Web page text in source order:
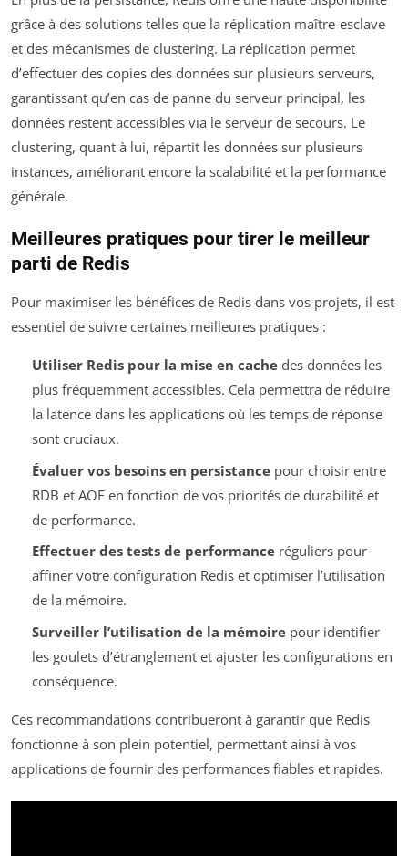
grâce à des solutions telles que la réplication maître-esclave
et des mécanismes de clustering. La réplication permet
d’effectuer des copies des données sur plusieurs serveurs,
garantissant qu’en cas de panne du serveur principal, les
données restent accessibles via le serveur de secours. Le
clustering, quant à lui, répartit les données sur plusieurs
instances, améliorant encore la scalabilité et la performance
générale.
Meilleures pratiques pour tirer le meilleur
parti de Redis
Pour maximiser les bénéfices de Redis dans vos projets, il est
essentiel de suivre certaines meilleures pratiques :
Utiliser Redis pour la mise en cachedes données les
plus fréquemment accessibles. Cela permettra de réduire
la latence dans les applications où les temps de réponse
sont cruciaux.
Évaluer vos besoins en persistancepour choisir entre
RDB et AOF en fonction de vos priorités de durabilité et
de performance.
Effectuer des tests de performanceréguliers pour
affiner votre configuration Redis et optimiser l’utilisation
de la mémoire.
Surveiller l’utilisation de la mémoirepour identifier
les goulets d’étranglement et ajuster les configurations en
conséquence.
Ces recommandations contribueront à garantir que Redis
fonctionne à son plein potentiel, permettant ainsi à vos
applications de fournir des performances fiables et rapides.